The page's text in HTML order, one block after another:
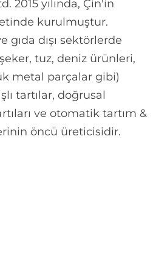
2015 yılında, Çin'in
kurulmuştur.
gıda dışı sektörlerde
tuz, deniz ürünleri,
metal parçalar gibi)
tartılar, doğrusal
ve otomatik tartım &
öncü üreticisidir.